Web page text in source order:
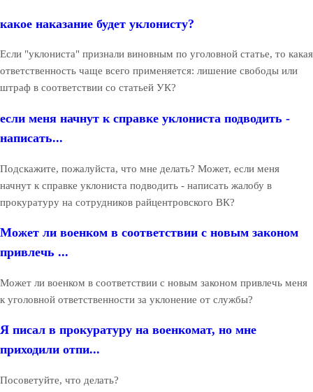
какое наказание будет уклонисту?
Если "уклониста" признали виновным по уголовной статье, то какая
ответственность чаще всего применяется: лишение свободы или
штраф в соответствии со статьей УК?
если меня начнут к справке уклониста подводить -
написать...
Подскажите, пожалуйста, что мне делать? Может, если меня
начнут к справке уклониста подводить - написать жалобу в
прокуратуру на сотрудников райцентровского ВК?
Может ли военком в соответствии с новым законом
привлечь ...
Может ли военком в соответствии с новым законом привлечь меня
к уголовной ответственности за уклонение от службы?
Я писал в прокуратуру на военкомат, но мне
приходили отпи...
Посоветуйте, что делать?